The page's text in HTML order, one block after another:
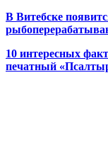
В Витебске
10 интересных
печатный